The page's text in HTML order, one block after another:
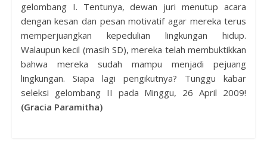
gelombang I. Tentunya, dewan juri menutup acara
dengan kesan dan pesan motivatif agar mereka terus
memperjuangkan kepedulian lingkungan hidup.
Walaupun kecil (masih SD), mereka telah membuktikkan
bahwa mereka sudah mampu menjadi pejuang
lingkungan. Siapa lagi pengikutnya? Tunggu kabar
seleksi gelombang II pada Minggu, 26 April 2009!
(Gracia Paramitha)